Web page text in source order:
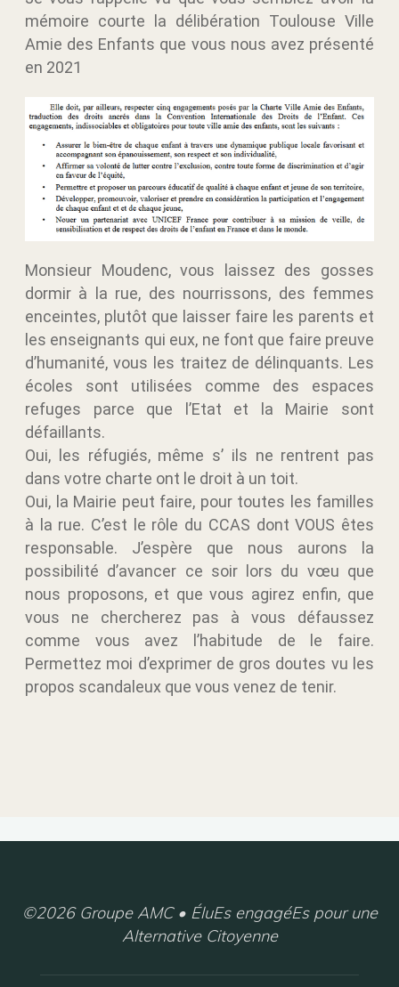
mémoire courte la délibération Toulouse Ville
Amie des Enfants que vous nous avez présenté
en 2021
Monsieur Moudenc, vous laissez des gosses
dormir à la rue, des nourrissons, des femmes
enceintes, plutôt que laisser faire les parents et
les enseignants qui eux, ne font que faire preuve
d’humanité, vous les traitez de délinquants. Les
écoles sont utilisées comme des espaces
refuges parce que l’Etat et la Mairie sont
défaillants.
Oui, les réfugiés, même s’ ils ne rentrent pas
dans votre charte ont le droit à un toit.
Oui, la Mairie peut faire, pour toutes les familles
à la rue. C’est le rôle du CCAS dont VOUS êtes
responsable. J’espère que nous aurons la
possibilité d’avancer ce soir lors du vœu que
nous proposons, et que vous agirez enfin, que
vous ne chercherez pas à vous défaussez
comme vous avez l’habitude de le faire.
Permettez moi d’exprimer de gros doutes vu les
propos scandaleux que vous venez de tenir.
©2026 Groupe AMC • ÉluEs engagéEs pour une
Alternative Citoyenne